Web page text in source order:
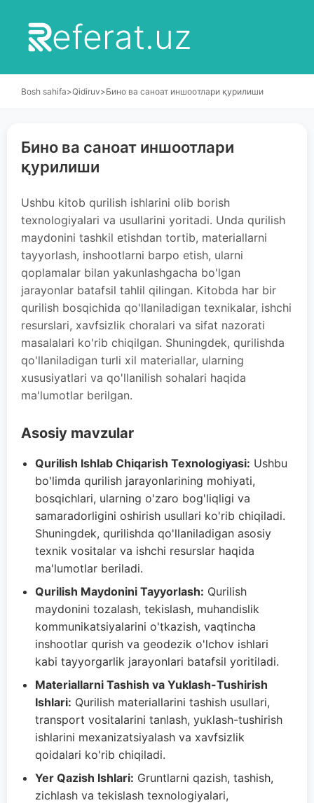
eferat.uz
Bosh sahifa>Qidiruv>Бино ва саноат иншоотлари қурилиши
Бино ва саноат иншоотлари
қурилиши
Ushbu kitob qurilish ishlarini olib borish
texnologiyalari va usullarini yoritadi. Unda qurilish
maydonini tashkil etishdan tortib, materiallarni
tayyorlash, inshootlarni barpo etish, ularni
qoplamalar bilan yakunlashgacha bo'lgan
jarayonlar batafsil tahlil qilingan. Kitobda har bir
qurilish bosqichida qo'llaniladigan texnikalar, ishchi
resurslari, xavfsizlik choralari va sifat nazorati
masalalari ko'rib chiqilgan. Shuningdek, qurilishda
qo'llaniladigan turli xil materiallar, ularning
xususiyatlari va qo'llanilish sohalari haqida
ma'lumotlar berilgan.
Asosiy mavzular
Qurilish Ishlab Chiqarish Texnologiyasi: Ushbu
bo'limda qurilish jarayonlarining mohiyati,
bosqichlari, ularning o'zaro bog'liqligi va
samaradorligini oshirish usullari ko'rib chiqiladi.
Shuningdek, qurilishda qo'llaniladigan asosiy
texnik vositalar va ishchi resurslar haqida
ma'lumotlar beriladi.
Qurilish Maydonini Tayyorlash: Qurilish
maydonini tozalash, tekislash, muhandislik
kommunikatsiyalarini o'tkazish, vaqtincha
inshootlar qurish va geodezik o'lchov ishlari
kabi tayyorgarlik jarayonlari batafsil yoritiladi.
Materiallarni Tashish va Yuklash-Tushirish
Ishlari: Qurilish materiallarini tashish usullari,
transport vositalarini tanlash, yuklash-tushirish
ishlarini mexanizatsiyalash va xavfsizlik
qoidalari ko'rib chiqiladi.
Yer Qazish Ishlari: Gruntlarni qazish, tashish,
zichlash va tekislash texnologiyalari,